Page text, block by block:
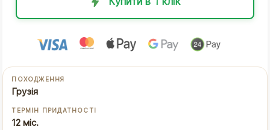
ПОХОДЖЕННЯ
Грузія
ТЕРМІН ПРИДАТНОСТІ
12 міс.